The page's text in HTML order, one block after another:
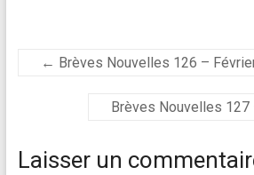
← Brèves Nouvelles 126 –
Brèves Nouvelles
Laisser un